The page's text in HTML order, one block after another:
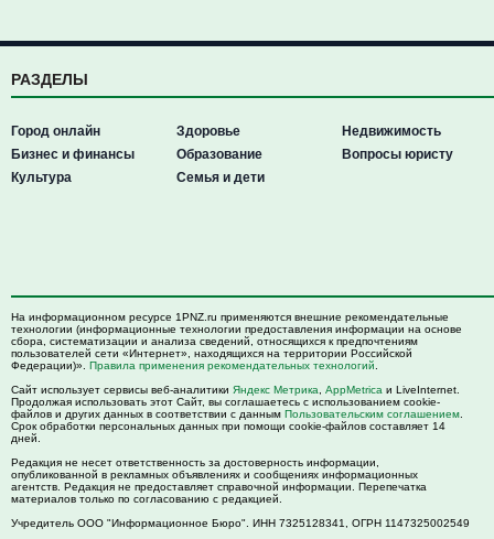
РАЗДЕЛЫ
Город онлайн
Бизнес и финансы
Культура
Здоровье
Образование
Семья и дети
Недвижимость
Вопросы юристу
На информационном ресурсе 1PNZ.ru применяются внешние рекомендательные
технологии (информационные технологии предоставления информации на основе
сбора, систематизации и анализа сведений, относящихся к предпочтениям
пользователей сети «Интернет», находящихся на территории Российской
Федерации)». Правила применения рекомендательных технологий
Сайт использует сервисы веб-аналитики Яндекс Метрика AppMetrica и LiveInternet.
Продолжая использовать этот Сайт, вы соглашаетесь с использованием cookie-
файлов и других данных в соответствии с данным Пользовательским соглашением
Срок обработки персональных данных при помощи cookie-файлов составляет 14
дней.
Редакция не несет ответственность за достоверность информации,
опубликованной в рекламных объявлениях и сообщениях информационных
агентств. Редакция не предоставляет справочной информации. Перепечатка
материалов только по согласованию с редакцией.
Учредитель ООО "Информационное Бюро". ИНН 7325128341, ОГРН 1147325002549